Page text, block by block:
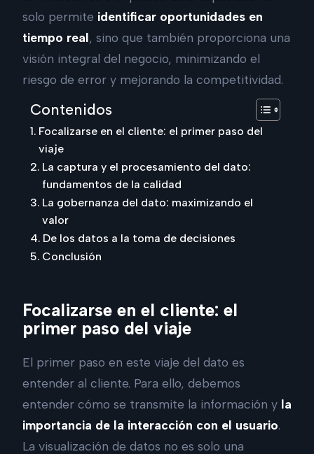
solo permite identificar oportunidades en
tiempo real, sino que también proporciona una
visión integral del negocio, minimizando el
riesgo de error y mejorando la competitividad.
Contenidos
Focalizarse en el cliente: el primer paso del
viaje
La captura y el procesamiento del dato:
fundamentos de la calidad
La gobernanza del dato: maximizando el
valor
De los datos a la toma de decisiones
Conclusión
Focalizarse en el cliente: el
primer paso del viaje
El primer paso en este viaje del dato es
entender al cliente. Para ello, debemos
entender cómo se transmite la información y la
importancia de la interacción con el usuario.
La visualización de datos no es solo una